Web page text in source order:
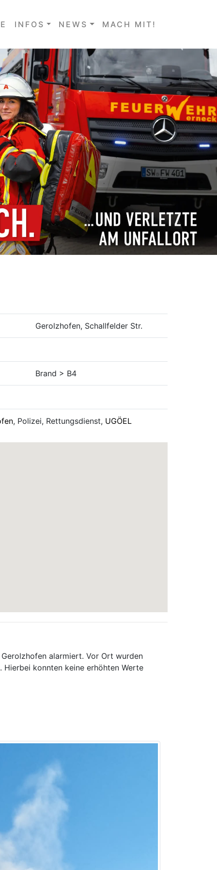
INFOS NEWS MACH MIT!
Gerolzhofen, Schallfelder Str.
Brand > B4
, Polizei, Rettungsdienst, UGÖEL
alarmiert. Vor Ort wurden
konnten keine erhöhten Werte